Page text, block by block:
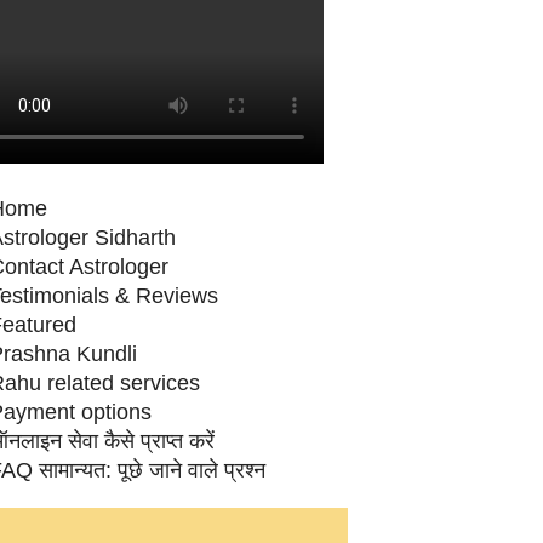
Sidharth
Astrologer
& Reviews
Kundli
related services
options
सेवा कैसे प्राप्‍त करें
सामान्‍यत: पूछे जाने वाले प्रश्‍न